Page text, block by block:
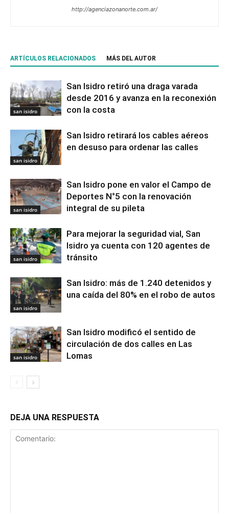
http://agenciazonanorte.com.ar/
ARTÍCULOS RELACIONADOS MÁS DEL AUTOR
san isidro
San Isidro retiró una draga varada
desde 2016 y avanza en la reconexión
con la costa
san isidro
San Isidro retirará los cables aéreos
en desuso para ordenar las calles
san isidro
San Isidro pone en valor el Campo de
Deportes N°5 con la renovación
integral de su pileta
san isidro
Para mejorar la seguridad vial, San
Isidro ya cuenta con 120 agentes de
tránsito
san isidro
San Isidro: más de 1.240 detenidos y
una caída del 80% en el robo de autos
san isidro
San Isidro modificó el sentido de
circulación de dos calles en Las
Lomas
DEJA UNA RESPUESTA